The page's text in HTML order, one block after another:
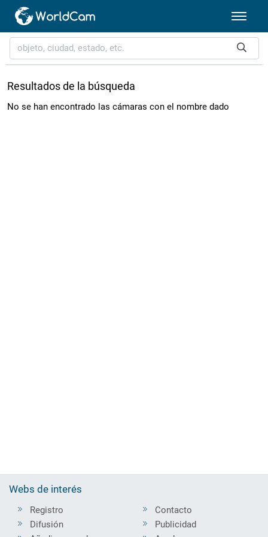
Resultados de la búsqueda
No se han encontrado las cámaras con el nombre dado
Webs de interés
Registro
Difusión
Contacto
Publicidad